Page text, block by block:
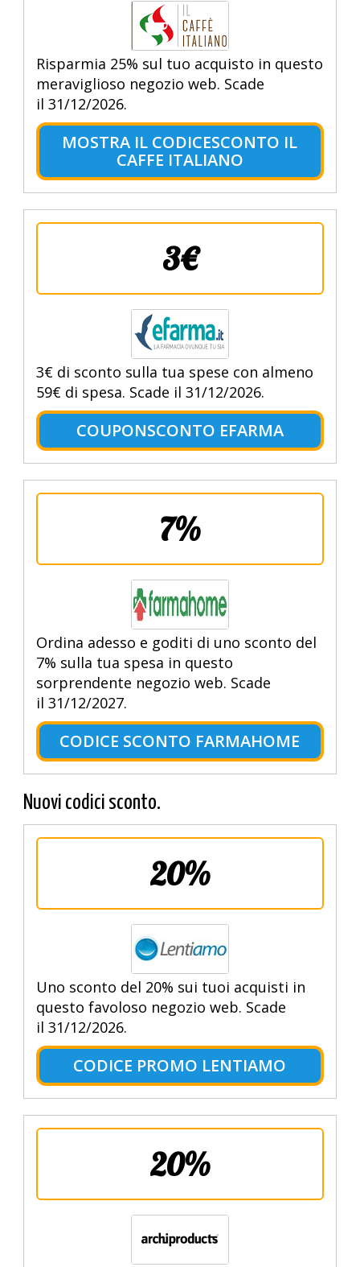
Risparmia 25% sul tuo acquisto in questo
meraviglioso negozio web. Scade
il 31/12/2026.
MOSTRA IL CODICESCONTO IL
CAFFE ITALIANO
3€
3€ di sconto sulla tua spese con almeno
59€ di spesa. Scade il 31/12/2026.
COUPONSCONTO EFARMA
7%
Ordina adesso e goditi di uno sconto del
7% sulla tua spesa in questo
sorprendente negozio web. Scade
il 31/12/2027.
CODICE SCONTO FARMAHOME
Nuovi codici sconto.
20%
Uno sconto del 20% sui tuoi acquisti in
questo favoloso negozio web. Scade
il 31/12/2026.
CODICE PROMO LENTIAMO
20%